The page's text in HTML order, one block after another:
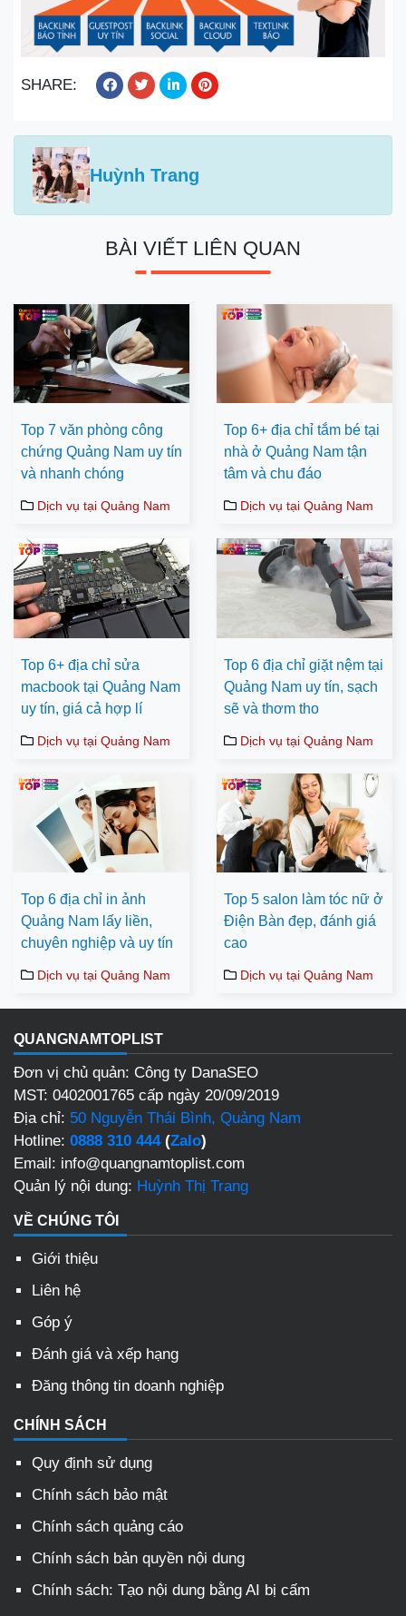
SHARE:
Huỳnh Trang
BÀI VIẾT LIÊN QUAN
Top 7 văn phòng công
chứng Quảng Nam uy tín
và nhanh chóng
Dịch vụ tại Quảng Nam
Top 6+ địa chỉ tắm bé tại
nhà ở Quảng Nam tận
tâm và chu đáo
Dịch vụ tại Quảng Nam
Top 6+ địa chỉ sửa
macbook tại Quảng Nam
uy tín, giá cả hợp lí
Dịch vụ tại Quảng Nam
Top 6 địa chỉ giặt nệm tại
Quảng Nam uy tín, sạch
sẽ và thơm tho
Dịch vụ tại Quảng Nam
Top 6 địa chỉ in ảnh
Quảng Nam lấy liền,
chuyên nghiệp và uy tín
Dịch vụ tại Quảng Nam
Top 5 salon làm tóc nữ ở
Điện Bàn đẹp, đánh giá
cao
Dịch vụ tại Quảng Nam
QUANGNAMTOPLIST
Đơn vị chủ quản: Công ty DanaSEO
MST: 0402001765 cấp ngày 20/09/2019
Địa chỉ: 50 Nguyễn Thái Bình, Quảng Nam
Hotline: 0888 310 444(Zalo)
Email: info@quangnamtoplist.com
Quản lý nội dung: Huỳnh Thị Trang
VỀ CHÚNG TÔI
Giới thiệu
Liên hệ
Góp ý
Đánh giá và xếp hạng
Đăng thông tin doanh nghiệp
CHÍNH SÁCH
Quy định sử dụng
Chính sách bảo mật
Chính sách quảng cáo
Chính sách bản quyền nội dung
Chính sách: Tạo nội dung bằng AI bị cấm